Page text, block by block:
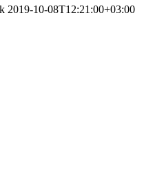
2019-10-08T12:21:00+03:00